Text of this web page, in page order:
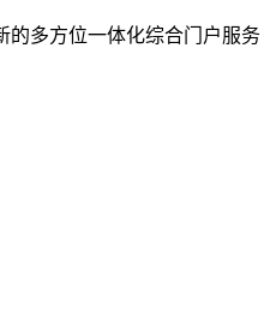
的多方位一体化综合门户服务